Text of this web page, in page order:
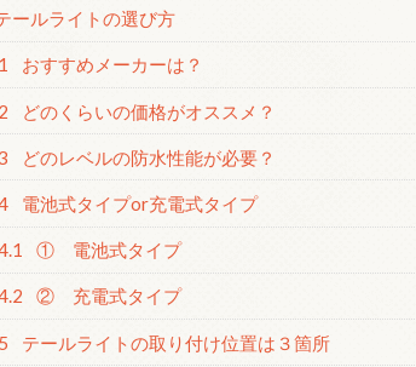
ールライトの選び方
おすすめメーカーは？
どのくらいの価格がオススメ？
どのレベルの防水性能が必要？
電池式タイプor充電式タイプ
① 電池式タイプ
② 充電式タイプ
テールライトの取り付け位置は３箇所